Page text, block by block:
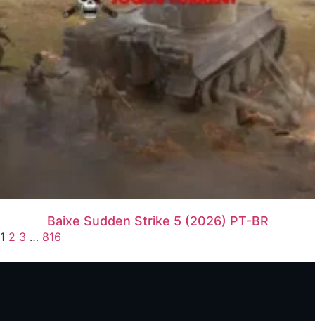
Baixe Sudden Strike 5 (2026) PT-BR
1 2 3 … 816